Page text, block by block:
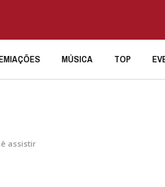
MÚSICA TOP
assistir